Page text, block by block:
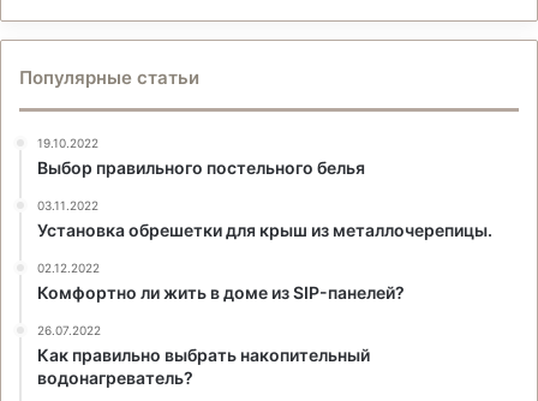
Популярные статьи
19.10.2022
Выбор правильного постельного белья
03.11.2022
Установка обрешетки для крыш из металлочерепицы.
02.12.2022
Комфортно ли жить в доме из SIP-панелей?
26.07.2022
Как правильно выбрать накопительный
водонагреватель?